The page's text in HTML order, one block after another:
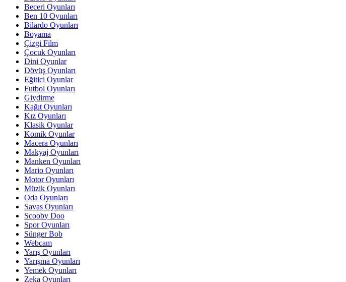
Beceri Oyunları
Ben 10 Oyunları
Bilardo Oyunları
Boyama
Çizgi Film
Çocuk Oyunları
Dini Oyunlar
Dövüş Oyunları
Eğitici Oyunlar
Futbol Oyunları
Giydirme
Kağıt Oyunları
Kız Oyunları
Klasik Oyunlar
Komik Oyunlar
Macera Oyunları
Makyaj Oyunları
Manken Oyunları
Mario Oyunları
Motor Oyunları
Müzik Oyunları
Oda Oyunları
Savas Oyunları
Scooby Doo
Spor Oyunları
Sünger Bob
Webcam
Yarış Oyunları
Yarışma Oyunları
Yemek Oyunları
Zeka Oyunları